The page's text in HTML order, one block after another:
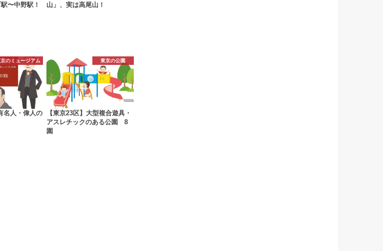
〜中野駅！
山」、実は高尾山！
のミュージアム
名人・偉人の
東京の公園
【東京23区】大型複合遊具・
アスレチックのある公園 8
園